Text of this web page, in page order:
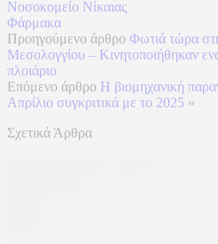
Νοσοκομείο Νίκαιας
Φάρμακα
Προηγούμενο άρθρο Φωτιά τώρα
Μεσολογγίου – Κινητοποιήθηκαν
πλοιάριο
Επόμενο άρθρο Η βιομηχανική
Απρίλιο συγκριτικά με το 2025 »
Σχετικά Άρθρα